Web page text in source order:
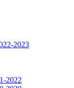
2023
2022